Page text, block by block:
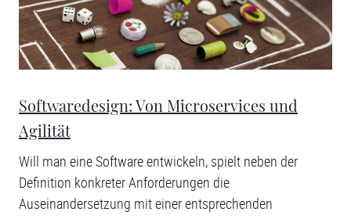
Softwaredesign: Von Microservices und
Agilität
Will man eine Software entwickeln, spielt neben der
Definition konkreter Anforderungen die
Auseinandersetzung mit einer entsprechenden